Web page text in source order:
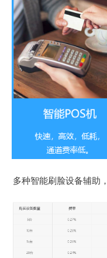
多种智能刷脸设备辅助